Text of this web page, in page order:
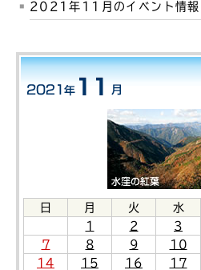
日 月 火 水
1
2 3
7
8 9 10
14
15 16 17
2021年11月のイベント情報